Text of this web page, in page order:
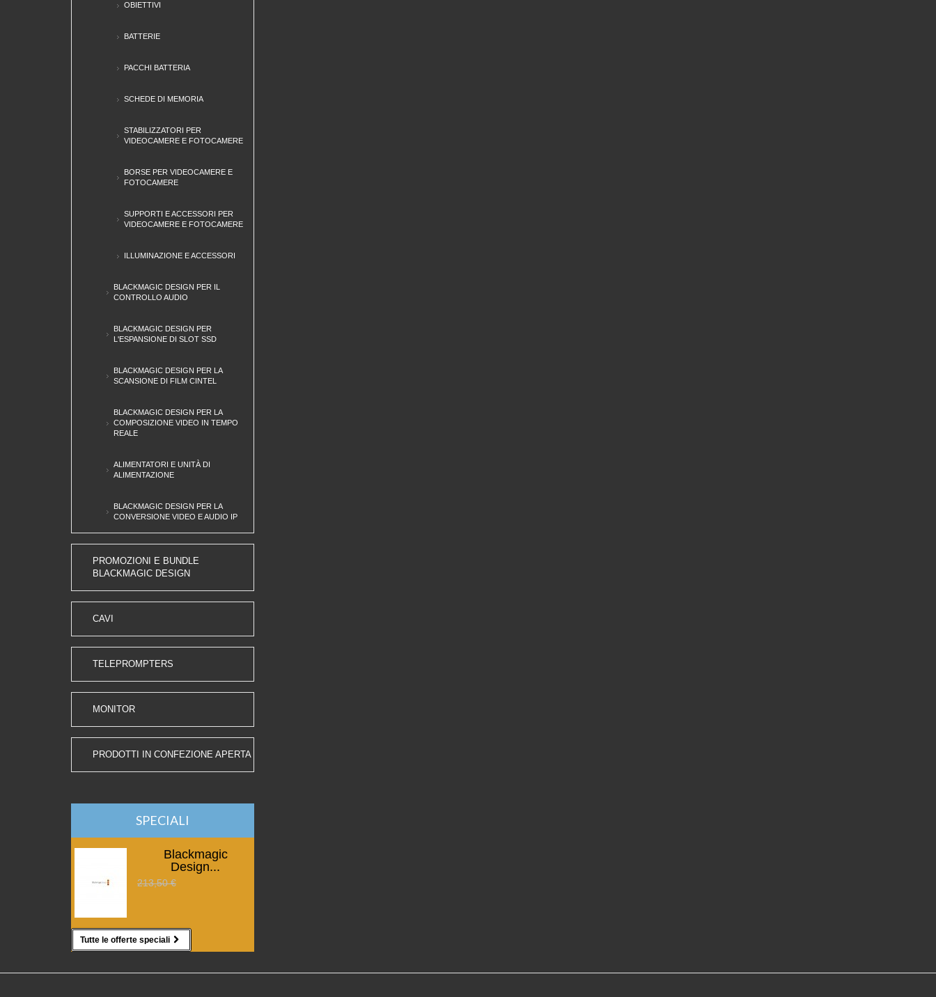
OBIETTIVI
BATTERIE
PACCHI BATTERIA
SCHEDE DI MEMORIA
STABILIZZATORI PER
VIDEOCAMERE E FOTOCAMERE
BORSE PER VIDEOCAMERE E
FOTOCAMERE
SUPPORTI E ACCESSORI PER
VIDEOCAMERE E FOTOCAMERE
ILLUMINAZIONE E ACCESSORI
BLACKMAGIC DESIGN PER IL
CONTROLLO AUDIO
BLACKMAGIC DESIGN PER
L'ESPANSIONE DI SLOT SSD
BLACKMAGIC DESIGN PER LA
SCANSIONE DI FILM CINTEL
BLACKMAGIC DESIGN PER LA
COMPOSIZIONE VIDEO IN TEMPO
REALE
ALIMENTATORI E UNITÀ DI
ALIMENTAZIONE
BLACKMAGIC DESIGN PER LA
CONVERSIONE VIDEO E AUDIO IP
PROMOZIONI E BUNDLE
BLACKMAGIC DESIGN
CAVI
TELEPROMPTERS
MONITOR
PRODOTTI IN CONFEZIONE APERTA
SPECIALI
Blackmagic
Design...
213,50 €
Tutte le offerte speciali